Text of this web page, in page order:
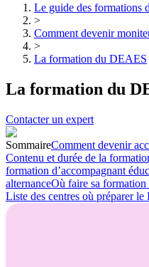
Le guide des formations
>
Comment devenir
>
La formation du DEAES
La formation du
Contacter un expert
SommaireComment devenir
Contenu et durée de la
formation d’accompagnant
alternanceOù faire sa formation
Liste des centres où préparer